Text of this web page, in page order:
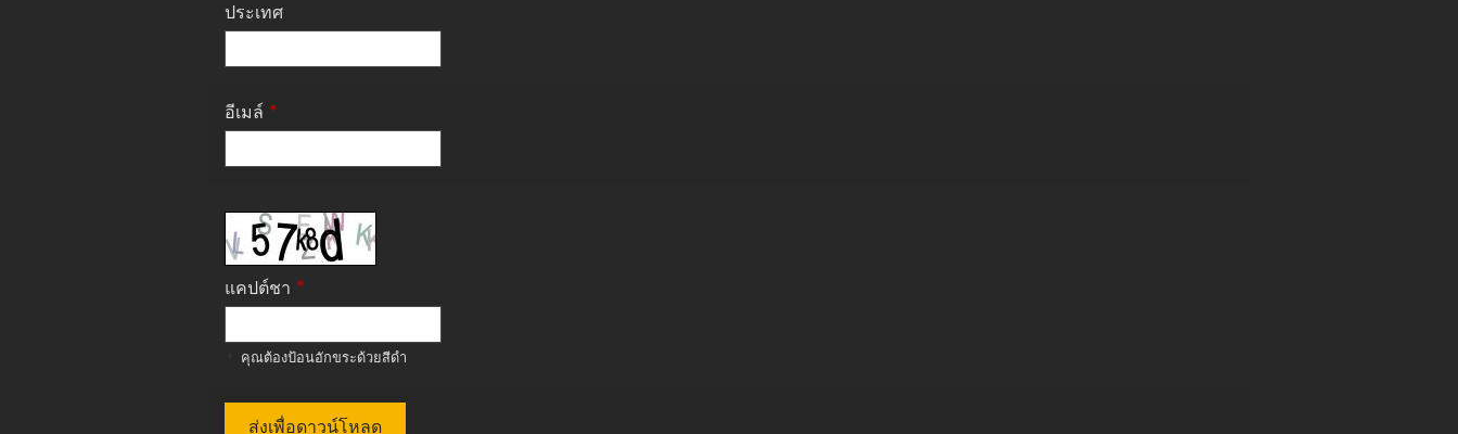
ประเทศ
อีเมล์ *
แคปต์ชา *
คุณต้องป้อนอักขระด้วยสีดำ